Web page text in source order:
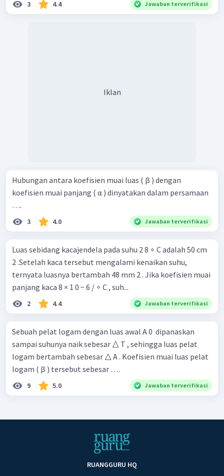
3 4.4 Jawaban terverifikasi
Iklan
Hubungan antara koefisien muai luas ( β ) dengan
koefisien muai panjang ( α ) dinyatakan dalam persamaan
….
3 4.0 Jawaban terverifikasi
Luas sebidang kacajendeIa pada suhu 2 8 ∘ C adalah 50 cm
2 .Setelah kaca tersebut mengalami kenaikan suhu,
ternyata luasnya bertambah 48 mm 2 . Jika koefisien muai
panjang kaca 8 × 1 0 − 6 / ∘ C , suh...
2 4.4 Jawaban terverifikasi
Sebuah pelat logam dengan luas awal A 0 ​ dipanaskan
sampai suhunya naik sebesar △ T , sehingga luas pelat
logam bertambah sebesar △ A . Koefisien muai luas pelat
logam ( β ) tersebut sebesar ….
9 5.0 Jawaban terverifikasi
RUANGGURU HQ